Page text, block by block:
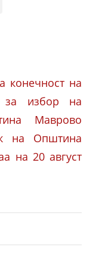
конечност на
за избор на
Маврово
на Општина
на 20 август